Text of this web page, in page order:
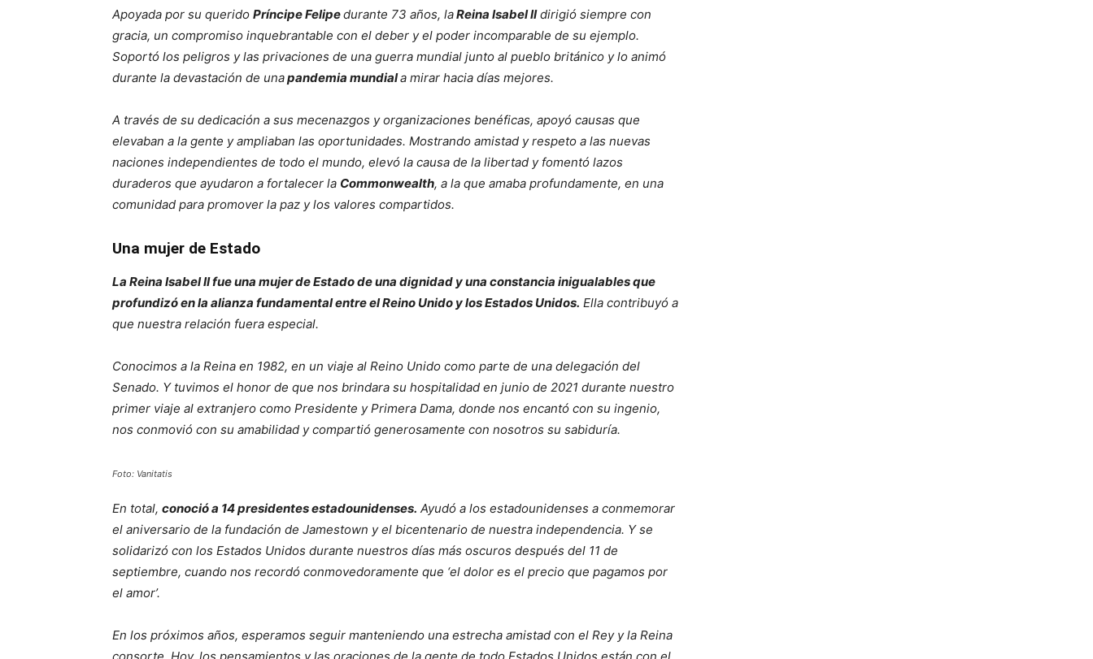
Apoyada por su querido Príncipe Felipedurante 73 años, laReina Isabel IIdirigió siempre con
gracia, un compromiso inquebrantable con el deber y el poder incomparable de su ejemplo.
Soportó los peligros y las privaciones de una guerra mundial junto al pueblo británico y lo animó
durante la devastación de unapandemia mundiala mirar hacia días mejores.
A través de su dedicación a sus mecenazgos y organizaciones benéficas, apoyó causas que
elevaban a la gente y ampliaban las oportunidades. Mostrando amistad y respeto a las nuevas
naciones independientes de todo el mundo, elevó la causa de la libertad y fomentó lazos
duraderos que ayudaron a fortalecer la Commonwealth, a la que amaba profundamente, en una
comunidad para promover la paz y los valores compartidos.
Una mujer de Estado
La Reina Isabel II fue una mujer de Estado de una dignidad y una constancia inigualables que
profundizó en la alianza fundamental entre el Reino Unido y los Estados Unidos. Ella contribuyó a
que nuestra relación fuera especial.
Conocimos a la Reina en 1982, en un viaje al Reino Unido como parte de una delegación del
Senado. Y tuvimos el honor de que nos brindara su hospitalidad en junio de 2021 durante nuestro
primer viaje al extranjero como Presidente y Primera Dama, donde nos encantó con su ingenio,
nos conmovió con su amabilidad y compartió generosamente con nosotros su sabiduría.
Foto: Vanitatis
En total, conoció a 14 presidentes estadounidenses. Ayudó a los estadounidenses a conmemorar
el aniversario de la fundación de Jamestown y el bicentenario de nuestra independencia. Y se
solidarizó con los Estados Unidos durante nuestros días más oscuros después del 11 de
septiembre, cuando nos recordó conmovedoramente que ‘el dolor es el precio que pagamos por
el amor’.
En los próximos años, esperamos seguir manteniendo una estrecha amistad con el Rey y la Reina